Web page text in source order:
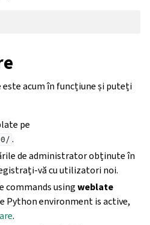
acum în funcțiune și puteți
pe
.
de administrator obținute în
vă cu utilizatori noi.
commands usingweblate
Python environment is active,
.